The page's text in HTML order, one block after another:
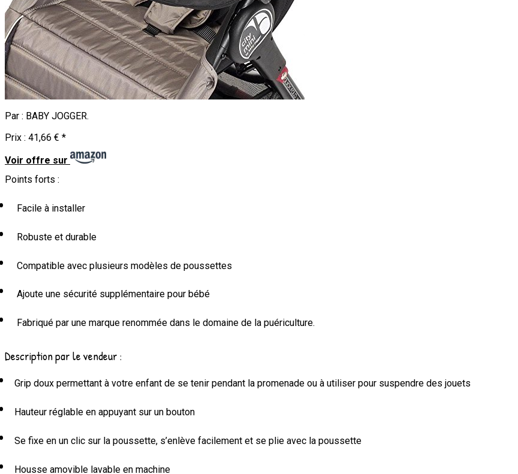
Par : BABY JOGGER.
Prix : 41,66 € *
Voir offre sur
Points forts :
Facile à installer
Robuste et durable
Compatible avec plusieurs modèles de poussettes
Ajoute une sécurité supplémentaire pour bébé
Fabriqué par une marque renommée dans le domaine de la puériculture.
Description par le vendeur :
Grip doux permettant à votre enfant de se tenir pendant la promenade ou à utiliser pour suspendre des jouets
Hauteur réglable en appuyant sur un bouton
Se fixe en un clic sur la poussette, s’enlève facilement et se plie avec la poussette
Housse amovible lavable en machine